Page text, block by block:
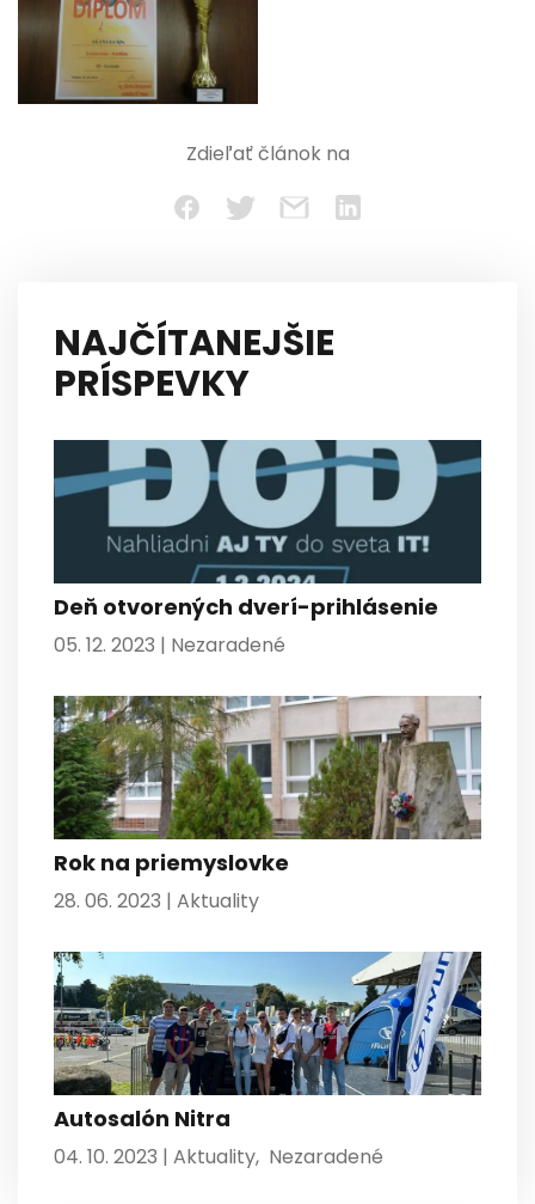
Zdieľať článok na
NAJČÍTANEJŠIE
PRÍSPEVKY
Deň otvorených dverí-prihlásenie
05. 12. 2023 | Nezaradené
Rok na priemyslovke
28. 06. 2023 | Aktuality
Autosalón Nitra
04. 10. 2023 | Aktuality, Nezaradené